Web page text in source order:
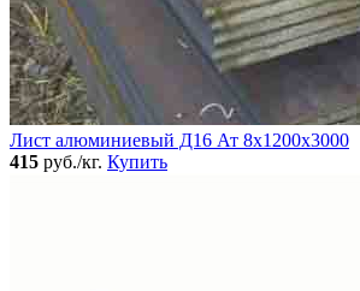
Лист алюминиевый Д16 Ат 8х1200х3000
415 руб./кг. Купить